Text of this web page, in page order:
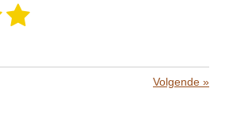
5
t
S
Volgende »